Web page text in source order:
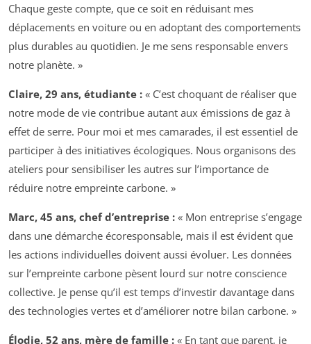
Chaque geste compte, que ce soit en réduisant mes
déplacements en voiture ou en adoptant des comportements
plus durables au quotidien. Je me sens responsable envers
notre planète. »
Claire, 29 ans, étudiante : « C’est choquant de réaliser que
notre mode de vie contribue autant aux émissions de gaz à
effet de serre. Pour moi et mes camarades, il est essentiel de
participer à des initiatives écologiques. Nous organisons des
ateliers pour sensibiliser les autres sur l’importance de
réduire notre empreinte carbone. »
Marc, 45 ans, chef d’entreprise : « Mon entreprise s’engage
dans une démarche écoresponsable, mais il est évident que
les actions individuelles doivent aussi évoluer. Les données
sur l’empreinte carbone pèsent lourd sur notre conscience
collective. Je pense qu’il est temps d’investir davantage dans
des technologies vertes et d’améliorer notre bilan carbone. »
Élodie, 52 ans, mère de famille : « En tant que parent, je